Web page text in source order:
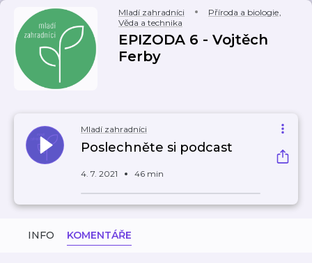
Mladí zahradníci Příroda a biologie,
Věda a technika
EPIZODA 6 - Vojtěch
Ferby
Mladí zahradníci
Poslechněte si podcast
4. 7. 2021 46 min
INFO KOMENTÁŘE